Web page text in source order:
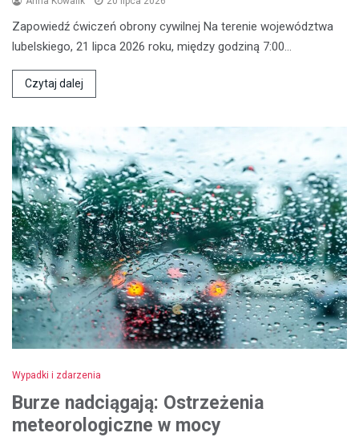
Zapowiedź ćwiczeń obrony cywilnej Na terenie województwa
lubelskiego, 21 lipca 2026 roku, między godziną 7:00…
Czytaj dalej
Wypadki i zdarzenia
Burze nadciągają: Ostrzeżenia
meteorologiczne w mocy